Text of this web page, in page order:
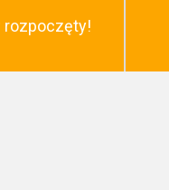
rozpoczęty!